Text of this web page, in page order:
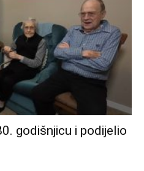
godišnjicu i podijelio